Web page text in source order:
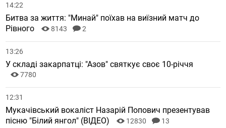
14:22
Битва за життя: "Минай" поїхав на виїзний матч до
Рівного
8143 2
13:26
У складі закарпатці: "Азов" святкує своє 10-річчя
7780
12:31
Мукачівський вокаліст Назарій Попович презентував
пісню "Білий янгол" (ВІДЕО)
12830 13